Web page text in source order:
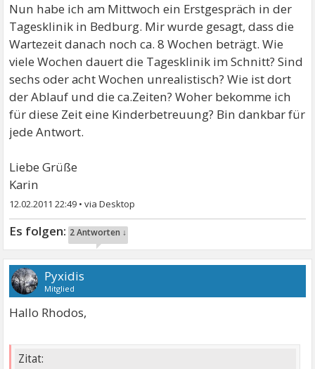
Nun habe ich am Mittwoch ein Erstgespräch in der
Tagesklinik in Bedburg. Mir wurde gesagt, dass die
Wartezeit danach noch ca. 8 Wochen beträgt. Wie
viele Wochen dauert die Tagesklinik im Schnitt? Sind
sechs oder acht Wochen unrealistisch? Wie ist dort
der Ablauf und die ca.Zeiten? Woher bekomme ich
für diese Zeit eine Kinderbetreuung? Bin dankbar für
jede Antwort.
Liebe Grüße
Karin
12.02.2011 22:49 •
2 Antworten ↓
Pyxidis
Mitglied
Hallo Rhodos,
Zitat: